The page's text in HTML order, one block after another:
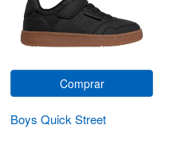
Comprar
Boys Quick Street